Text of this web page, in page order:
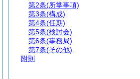
第2条(所掌事項)
第3条(構成)
第4条(任期)
第5条(検討会)
第6条(事務局)
第7条(その他)
附則